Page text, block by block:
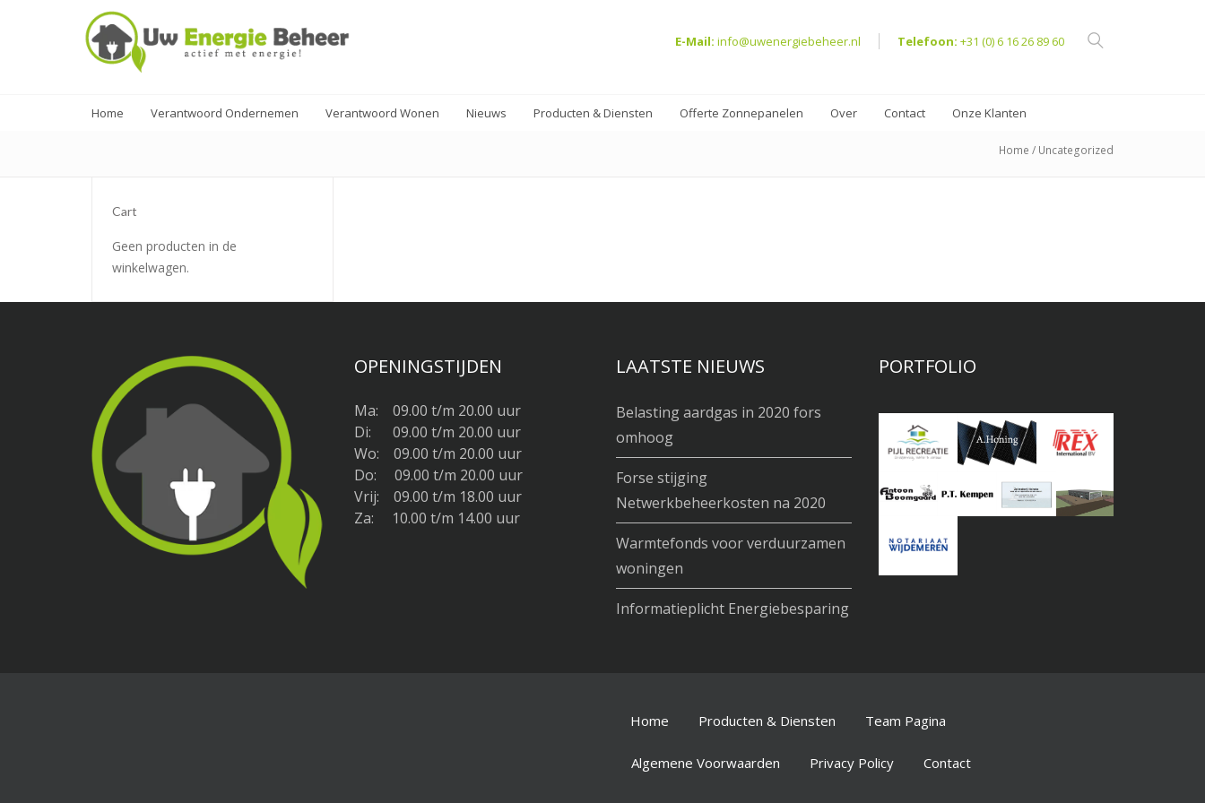
E-Mail: info@uwenergiebeheer.nl Telefoon: +31 (0) 6 16 26 89 60
Home Verantwoord Ondernemen Verantwoord Wonen Nieuws Producten & Diensten Offerte Zonnepanelen Over Contact Onze Klanten
Home / Uncategorized
Cart
Geen producten in de
winkelwagen.
OPENINGSTIJDEN
Ma: 09.00 t/m 20.00 uur
Di: 09.00 t/m 20.00 uur
Wo: 09.00 t/m 20.00 uur
Do: 09.00 t/m 20.00 uur
Vrij: 09.00 t/m 18.00 uur
Za: 10.00 t/m 14.00 uur
LAATSTE NIEUWS
Belasting aardgas in 2020 fors
omhoog
Forse stijging
Netwerkbeheerkosten na 2020
Warmtefonds voor verduurzamen
woningen
Informatieplicht Energiebesparing
PORTFOLIO
Home Producten & Diensten Team Pagina
Algemene Voorwaarden Privacy Policy Contact